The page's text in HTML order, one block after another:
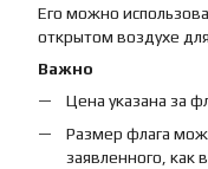
Его можно
открытом воздухе
Важно
Цена указана за
Размер флага
заявленного, как